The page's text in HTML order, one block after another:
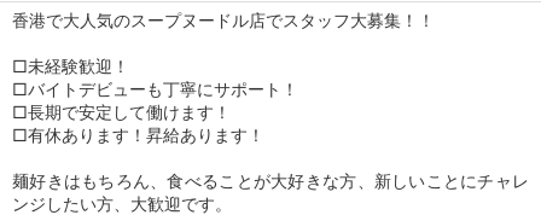
香港で大人気のスープヌードル店でスタッフ大募集！！
□未経験歓迎！
□バイトデビューも丁寧にサポート！
□長期で安定して働けます！
□有休あります！昇給あります！
麺好きはもちろん、食べることが大好きな方、新しいことにチャレ
ンジしたい方、大歓迎です。